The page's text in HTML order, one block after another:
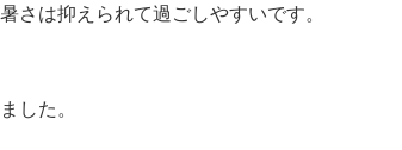
さは抑えられて過ごしやすいです。
した。